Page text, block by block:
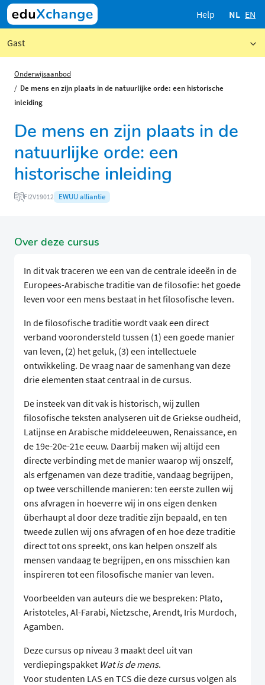
Help NL EN
Gast
Onderwijsaanbod
De mens en zijn plaats in de natuurlijke orde: een historische
inleiding
De mens en zijn plaats in de
natuurlijke orde: een
historische inleiding
FI2V19012 EWUU alliantie
Over deze cursus
In dit vak traceren we een van de centrale ideeën in de
Europees-Arabische traditie van de filosofie: het goede
leven voor een mens bestaat in het filosofische leven.
In de filosofische traditie wordt vaak een direct
verband voorondersteld tussen (1) een goede manier
van leven, (2) het geluk, (3) een intellectuele
ontwikkeling. De vraag naar de samenhang van deze
drie elementen staat centraal in de cursus.
De insteek van dit vak is historisch, wij zullen
filosofische teksten analyseren uit de Griekse oudheid,
Latijnse en Arabische middeleeuwen, Renaissance, en
de 19e-20e-21e eeuw. Daarbij maken wij altijd een
directe verbinding met de manier waarop wij onszelf,
als erfgenamen van deze traditie, vandaag begrijpen,
op twee verschillende manieren: ten eerste zullen wij
ons afvragen in hoeverre wij in ons eigen denken
überhaupt al door deze traditie zijn bepaald, en ten
tweede zullen wij ons afvragen of en hoe deze traditie
direct tot ons spreekt, ons kan helpen onszelf als
mensen vandaag te begrijpen, en ons misschien kan
inspireren tot een filosofische manier van leven.
Voorbeelden van auteurs die we bespreken: Plato,
Aristoteles, Al-Farabi, Nietzsche, Arendt, Iris Murdoch,
Agamben.
Deze cursus op niveau 3 maakt deel uit van
verdiepingspakket Wat is de mens.
Voor studenten LAS en TCS die deze cursus volgen als